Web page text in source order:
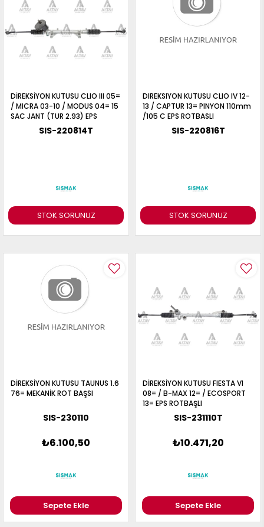
STOK SORUNUZ
DİREKSİYON KUTUSU CLIO III 05=
/ MICRA 03-10 / MODUS 04= 15
SAC JANT (TUR 2.93) EPS
ROTBAŞLISIS-220814T
STOK SORUNUZ
DIREKSIYON KUTUSU CLIO IV 12-
13 / CAPTUR 13= PINYON 110mm
/105 C EPS ROTBASLI
SIS-220816T
DİREKSİYON KUTUSU TAUNUS 1.6
76= MEKANİK ROT BAŞSI
SIS-230110
₺6.100,50
Sepete Ekle
DİREKSİYON KUTUSU FIESTA VI
08= / B-MAX 12= / ECOSPORT
13= EPS ROTBAŞLI
SIS-231110T
₺10.471,20
Sepete Ekle